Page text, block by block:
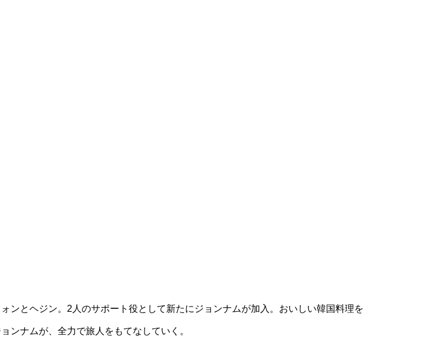
ンとヘジン。2人のサポート役として新たにジョンナムが加入。おいしい韓国料理を
ンナムが、全力で旅人をもてなしていく。